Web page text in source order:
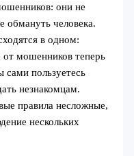
они не
обмануть человека.
в одном:
от мошенников теперь
сами пользуетесь
незнакомцам.
правила несложные,
нескольких